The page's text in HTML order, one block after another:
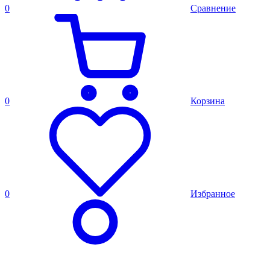
0 Сравнение
0 Корзина
0 Избранное